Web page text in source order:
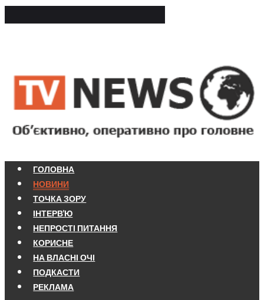
ГОЛОВНА
НОВИНИ
ТОЧКА ЗОРУ
ІНТЕРВ'Ю
НЕПРОСТІ ПИТАННЯ
КОРИСНЕ
НА ВЛАСНІ ОЧІ
ПОДКАСТИ
РЕКЛАМА